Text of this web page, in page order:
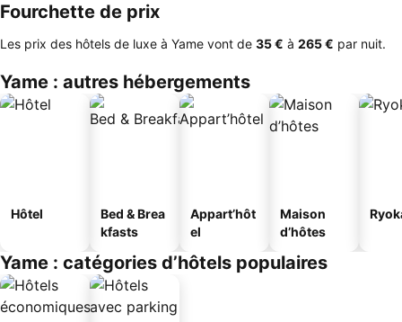
Fourchette de prix
Les prix des hôtels de luxe à Yame vont de ‎35 € à ‎265 € par nuit.
Yame : autres hébergements
Hôtel
Bed & Brea
kfasts
Appart’hôt
el
Maison
d’hôtes
Yame : catégories d’hôtels populaires